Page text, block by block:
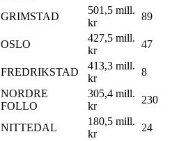
GRIMSTAD
501,5 mill.
kr
89
OSLO
427,5 mill.
kr
47
FREDRIKSTAD
413,3 mill.
kr
8
NORDRE
FOLLO
305,4 mill.
kr
230
NITTEDAL
180,5 mill.
kr
24